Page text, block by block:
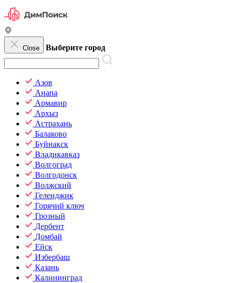
Close Выберите город
Азов
Анапа
Армавир
Архыз
Астрахань
Балаково
Буйнакск
Владикавказ
Волгоград
Волгодонск
Волжский
Геленджик
Горячий ключ
Грозный
Дербент
Домбай
Ейск
Избербаш
Казань
Калининград